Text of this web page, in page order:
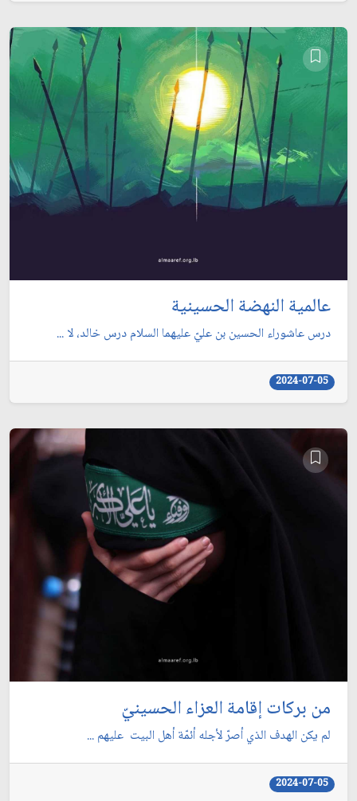
عالمية النهضة الحسينية
درس عاشوراء الحسين بن عليّ عليهما السلام درس خالد، لا ...
2024-07-05
من بركات إقامة العزاء الحسينيّ
لم يكن الهدف الذي أصرّ لأجله أئمّة أهل البيت عليهم ...
2024-07-05